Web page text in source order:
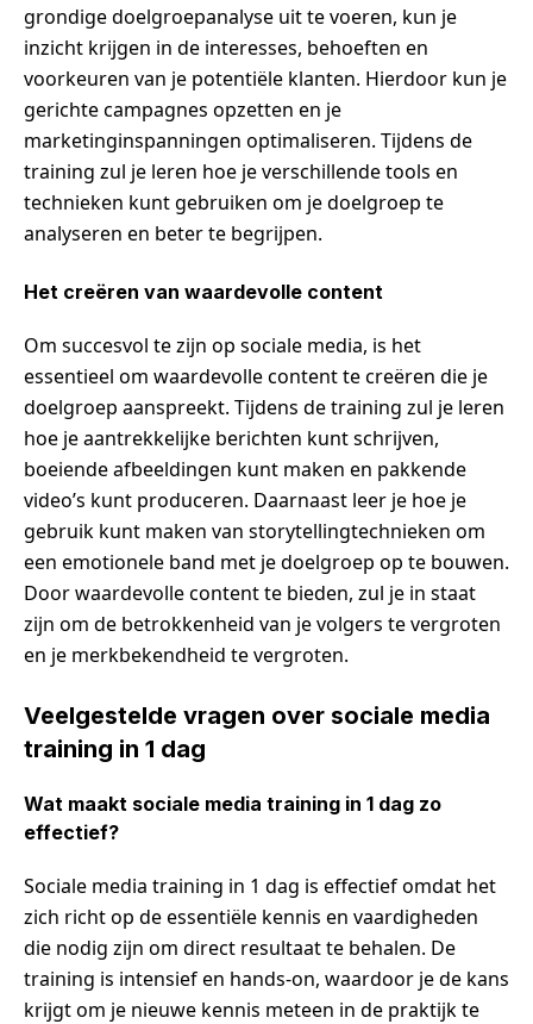
grondige doelgroepanalyse uit te voeren, kun je
inzicht krijgen in de interesses, behoeften en
voorkeuren van je potentiële klanten. Hierdoor kun je
gerichte campagnes opzetten en je
marketinginspanningen optimaliseren. Tijdens de
training zul je leren hoe je verschillende tools en
technieken kunt gebruiken om je doelgroep te
analyseren en beter te begrijpen.
Het creëren van waardevolle content
Om succesvol te zijn op sociale media, is het
essentieel om waardevolle content te creëren die je
doelgroep aanspreekt. Tijdens de training zul je leren
hoe je aantrekkelijke berichten kunt schrijven,
boeiende afbeeldingen kunt maken en pakkende
video’s kunt produceren. Daarnaast leer je hoe je
gebruik kunt maken van storytellingtechnieken om
een emotionele band met je doelgroep op te bouwen.
Door waardevolle content te bieden, zul je in staat
zijn om de betrokkenheid van je volgers te vergroten
en je merkbekendheid te vergroten.
Veelgestelde vragen over sociale media
training in 1 dag
Wat maakt sociale media training in 1 dag zo
effectief?
Sociale media training in 1 dag is effectief omdat het
zich richt op de essentiële kennis en vaardigheden
die nodig zijn om direct resultaat te behalen. De
training is intensief en hands-on, waardoor je de kans
krijgt om je nieuwe kennis meteen in de praktijk te